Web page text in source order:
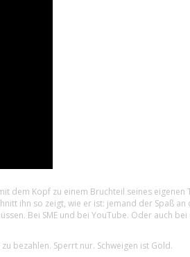
dem Kopf zu einem Bruchteil seines
ihn so zeigt, wie er ist: jemand der Spaß
Bei SME und bei YouTube. Oder auch
bezahlen. Sperrt nur. Schweigen ist Gold.